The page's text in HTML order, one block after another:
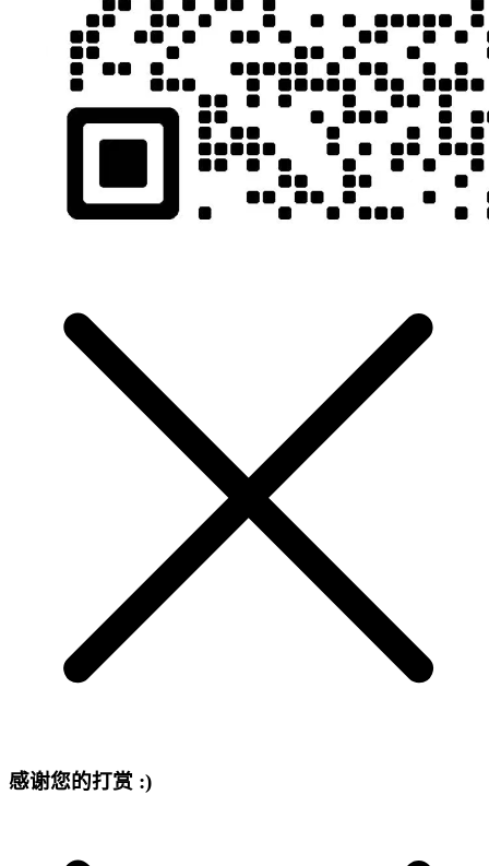
感谢您的打赏 :)